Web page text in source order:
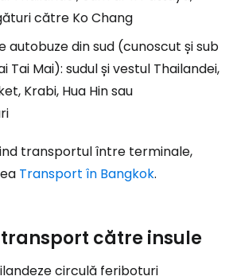
către Ko Chang
autobuze din sud (cunoscut și sub
Tai Mai): sudul și vestul Thailandei,
Krabi, Hua Hin sau
transportul între terminale,
Transport în Bangkok.
către insule
circulă feriboturi